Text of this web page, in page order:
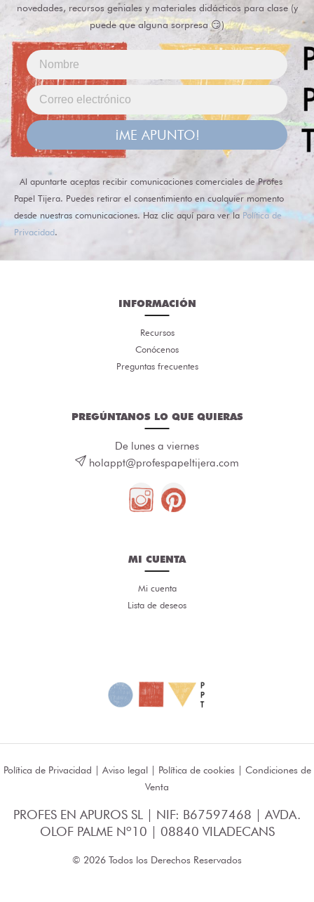
novedades, recursos geniales y materiales didácticos para clase (y
puede que alguna sorpresa 😏)
¡ME APUNTO!
Al apuntarte aceptas recibir comunicaciones comerciales de Profes
Papel Tijera. Puedes retirar el consentimiento en cualquier momento
desde nuestras comunicaciones. Haz clic aquí para ver la Política de
Privacidad.
INFORMACIÓN
Recursos
Conócenos
Preguntas frecuentes
PREGÚNTANOS LO QUE QUIERAS
De lunes a viernes
holappt@profespapeltijera.com
MI CUENTA
Mi cuenta
Lista de deseos
Política de Privacidad | Aviso legal| Política de cookies | Condiciones de
Venta
PROFES EN APUROS SL | NIF: B67597468 | AVDA.
OLOF PALME Nº10 | 08840 VILADECANS
© 2026 Todos los Derechos Reservados